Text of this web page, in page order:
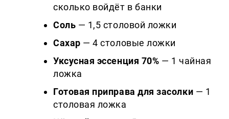
сколько войдёт в банки
Соль — 1,5 столовой ложки
Сахар — 4 столовые ложки
Уксусная эссенция 70% — 1 чайная
ложка
Готовая приправа для засолки — 1
столовая ложка